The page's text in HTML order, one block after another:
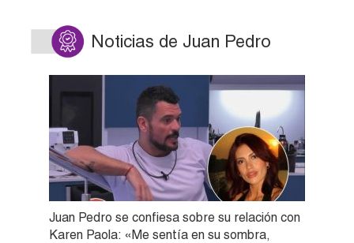
Noticias de Juan Pedro
Juan Pedro se confiesa sobre su relación con
Karen Paola: «Me sentía en su sombra,